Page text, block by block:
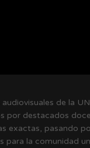
de la
por destacados
exactas, pasando
la comunidad